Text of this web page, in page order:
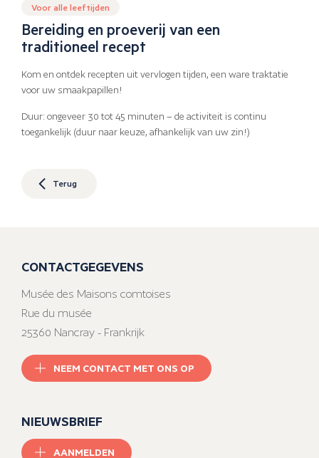
Voor alle leeftijden
Bereiding en proeverij van een
traditioneel recept
Kom en ontdek recepten uit vervlogen tijden, een ware traktatie
voor uw smaakpapillen!
Duur: ongeveer 30 tot 45 minuten – de activiteit is continu
toegankelijk (duur naar keuze, afhankelijk van uw zin!)
Terug
CONTACTGEGEVENS
Musée des Maisons comtoises
Rue du musée
25360 Nancray - Frankrijk
NEEM CONTACT MET ONS OP
NIEUWSBRIEF
AANMELDEN